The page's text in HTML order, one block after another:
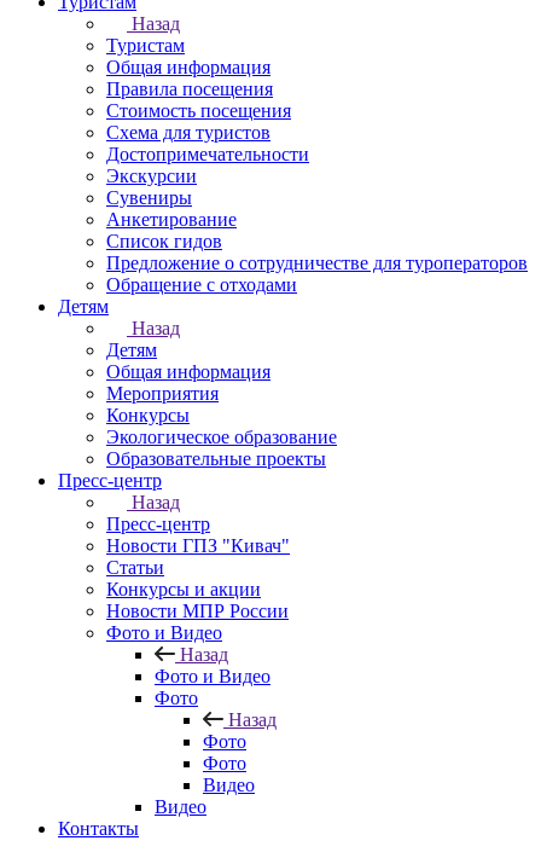
Назад
Туристам
Общая информация
Правила посещения
Стоимость посещения
Схема для туристов
Достопримечательности
Экскурсии
Сувениры
Анкетирование
Список гидов
Предложение о сотрудничестве для туроператоров
Обращение с отходами
Детям
Назад
Детям
Общая информация
Мероприятия
Конкурсы
Экологическое образование
Образовательные проекты
Пресс-центр
Назад
Пресс-центр
Новости ГПЗ "Кивач"
Статьи
Конкурсы и акции
Новости МПР России
Фото и Видео
Назад
Фото и Видео
Фото
Назад
Фото
Фото
Видео
Видео
Контакты